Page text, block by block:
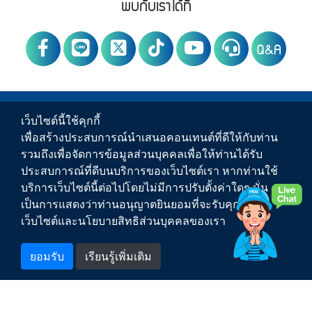
Q&A
PWA Footer Link
ข่าวสาร
บริการของ กปภ.
เกี่ยวกับ กปภ.
ติดต่อเรา
สำหรับพนักงาน
เว็บไซต์นี้ใช้คุกกี้
เพื่อสร้างประสบการณ์นำเสนอคอนเทนต์ที่ดีให้กับท่าน
รวมถึงเพื่อจัดการข้อมูลส่วนบุคคลเพื่อให้ท่านได้รับ
ประสบการณ์ที่ดีบนบริการของเว็บไซต์เรา หากท่านใช้
บริการเว็บไซต์นี้ต่อไปโดยไม่มีการปรับตั้งค่าใดๆ นั่น
เป็นการแสดงว่าท่านอนุญาตยินยอมที่จะรับคุกกี้บน
เว็บไซต์และนโยบายสิทธิส่วนบุคคลของเรา
ยอมรับ เรียนรู้เพิ่มเติม